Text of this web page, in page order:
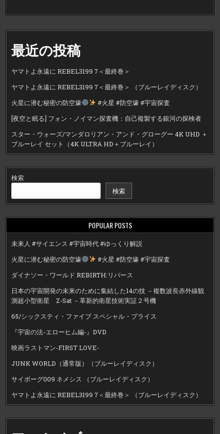
最近の投稿
ヤマトよ永遠に REBEL3199 7＜最終巻＞
ヤマトよ永遠に REBEL3199 7＜最終巻＞ （ブルーレイディスク）
火星に潜む秘密の防空壕
#火星 #防空壕 #宇宙探査
[夜空と眠る] フォン・ノイマン探査機：自己複製する銀河の探検者
スター・ウォーズ/マンダロリアン・アンド・グローグー 4K UHD ＋
ブルーレイ セット（4K ULTRA HD＋ブルーレイ）
検索
検索
POPULAR POSTS
未来人 #サイエンス #宇宙時代 #ゆっくり解説
火星に潜む秘密の防空壕
#火星 #防空壕 #宇宙探査
ダイナソー・ワールド REBIRTH:リバース
日本の宇宙開発の未来のために集結した14の技 －複数波長赤外線観
測超小型衛星 Z-Sat －革新的衛星技術実証２号機
65/シックスティ・ファイブ スペシャル・プライス
『宇宙の法-エローヒム編-』DVD
映画ラストマン-FIRST LOVE-
JUNK WORLD（通常版）（ブルーレイディスク）
サイボーグ009 ネメシス （ブルーレイディスク）
ヤマトよ永遠に REBEL3199 7＜最終巻＞ （ブルーレイディスク）